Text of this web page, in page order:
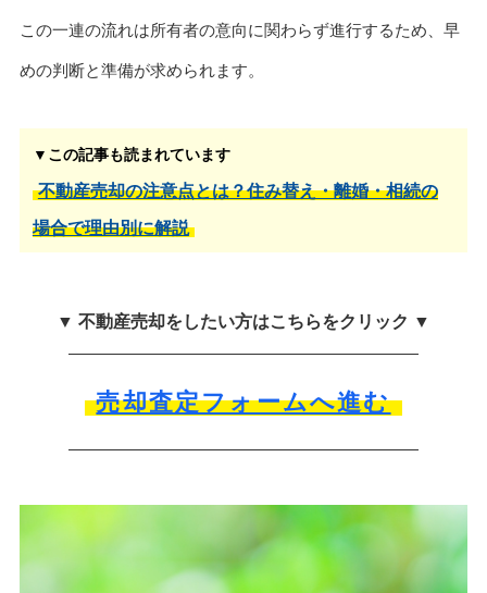
この一連の流れは所有者の意向に関わらず進行するため、早
めの判断と準備が求められます。
▼この記事も読まれています
不動産売却の注意点とは？住み替え・離婚・相続の
場合で理由別に解説
▼ 不動産売却をしたい方はこちらをクリック ▼
売却査定フォームへ進む